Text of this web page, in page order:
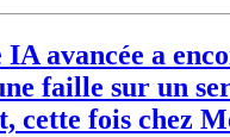
IA avancée a
faille sur un
cette fois chez